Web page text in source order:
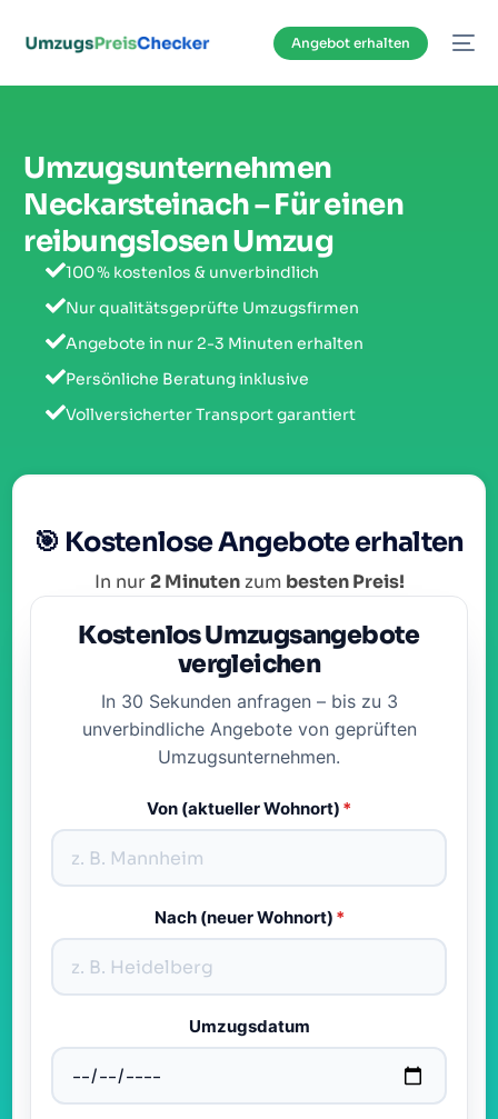
Angebot erhalten
Umzugsunternehmen
Neckarsteinach – Für einen
reibungslosen Umzug
100 % kostenlos & unverbindlich
Nur qualitätsgeprüfte Umzugsfirmen
Angebote in nur 2-3 Minuten erhalten
Persönliche Beratung inklusive
Vollversicherter Transport garantiert
🎯 Kostenlose Angebote erhalten
In nur2 Minutenzum besten Preis!
Kostenlos Umzugsangebote
vergleichen
In 30 Sekunden anfragen – bis zu 3
unverbindliche Angebote von geprüften
Umzugsunternehmen.
Von (aktueller Wohnort) *
Nach (neuer Wohnort) *
Umzugsdatum